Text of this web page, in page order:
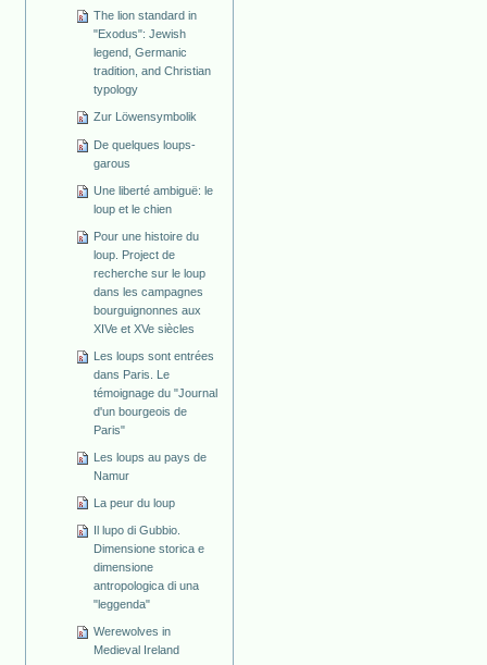
The lion standard in
"Exodus": Jewish
legend, Germanic
tradition, and Christian
typology
Zur Löwensymbolik
De quelques loups-
garous
Une liberté ambiguë: le
loup et le chien
Pour une histoire du
loup. Project de
recherche sur le loup
dans les campagnes
bourguignonnes aux
XIVe et XVe siècles
Les loups sont entrées
dans Paris. Le
témoignage du "Journal
d'un bourgeois de
Paris"
Les loups au pays de
Namur
La peur du loup
Il lupo di Gubbio.
Dimensione storica e
dimensione
antropologica di una
"leggenda"
Werewolves in
Medieval Ireland